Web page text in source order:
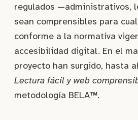
regulados —administrativos,
sean comprensibles para
conforme a la normativa
accesibilidad digital. En el
proyecto han surgido, hasta
Lectura fácil y web
metodología BELA™.